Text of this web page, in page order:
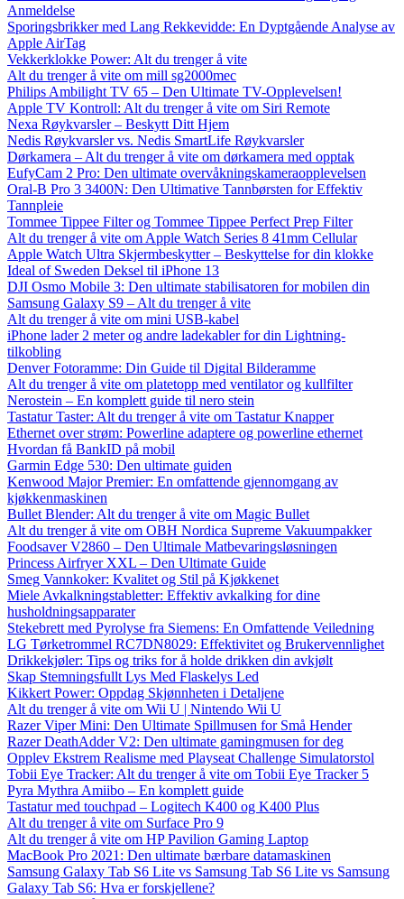
Anmeldelse
Sporingsbrikker med Lang Rekkevidde: En Dyptgående Analyse av
Apple AirTag
Vekkerklokke Power: Alt du trenger å vite
Alt du trenger å vite om mill sg2000mec
Philips Ambilight TV 65 – Den Ultimate TV-Opplevelsen!
Apple TV Kontroll: Alt du trenger å vite om Siri Remote
Nexa Røykvarsler – Beskytt Ditt Hjem
Nedis Røykvarsler vs. Nedis SmartLife Røykvarsler
Dørkamera – Alt du trenger å vite om dørkamera med opptak
EufyCam 2 Pro: Den ultimate overvåkningskameraopplevelsen
Oral-B Pro 3 3400N: Den Ultimative Tannbørsten for Effektiv
Tannpleie
Tommee Tippee Filter og Tommee Tippee Perfect Prep Filter
Alt du trenger å vite om Apple Watch Series 8 41mm Cellular
Apple Watch Ultra Skjermbeskytter – Beskyttelse for din klokke
Ideal of Sweden Deksel til iPhone 13
DJI Osmo Mobile 3: Den ultimate stabilisatoren for mobilen din
Samsung Galaxy S9 – Alt du trenger å vite
Alt du trenger å vite om mini USB-kabel
iPhone lader 2 meter og andre ladekabler for din Lightning-
tilkobling
Denver Fotoramme: Din Guide til Digital Bilderamme
Alt du trenger å vite om platetopp med ventilator og kullfilter
Nerostein – En komplett guide til nero stein
Tastatur Taster: Alt du trenger å vite om Tastatur Knapper
Ethernet over strøm: Powerline adaptere og powerline ethernet
Hvordan få BankID på mobil
Garmin Edge 530: Den ultimate guiden
Kenwood Major Premier: En omfattende gjennomgang av
kjøkkenmaskinen
Bullet Blender: Alt du trenger å vite om Magic Bullet
Alt du trenger å vite om OBH Nordica Supreme Vakuumpakker
Foodsaver V2860 – Den Ultimale Matbevaringsløsningen
Princess Airfryer XXL – Den Ultimate Guide
Smeg Vannkoker: Kvalitet og Stil på Kjøkkenet
Miele Avkalkningstabletter: Effektiv avkalking for dine
husholdningsapparater
Stekebrett med Pyrolyse fra Siemens: En Omfattende Veiledning
LG Tørketrommel RC7DN8029: Effektivitet og Brukervennlighet
Drikkekjøler: Tips og triks for å holde drikken din avkjølt
Skap Stemningsfullt Lys Med Flaskelys Led
Kikkert Power: Oppdag Skjønnheten i Detaljene
Alt du trenger å vite om Wii U | Nintendo Wii U
Razer Viper Mini: Den Ultimate Spillmusen for Små Hender
Razer DeathAdder V2: Den ultimate gamingmusen for deg
Opplev Ekstrem Realisme med Playseat Challenge Simulatorstol
Tobii Eye Tracker: Alt du trenger å vite om Tobii Eye Tracker 5
Pyra Mythra Amiibo – En komplett guide
Tastatur med touchpad – Logitech K400 og K400 Plus
Alt du trenger å vite om Surface Pro 9
Alt du trenger å vite om HP Pavilion Gaming Laptop
MacBook Pro 2021: Den ultimate bærbare datamaskinen
Samsung Galaxy Tab S6 Lite vs Samsung Tab S6 Lite vs Samsung
Galaxy Tab S6: Hva er forskjellene?